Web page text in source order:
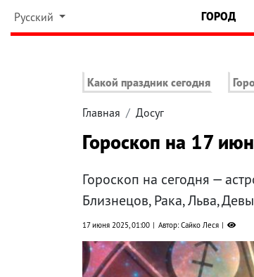
Русский ГОРОД
Какой праздник сегодня
Главная Досуг
Гороскоп на 17
Гороскоп на сегодня —
Близнецов, Рака, Льва,
17 июня 2025, 01:00 Автор: Сайко Леся